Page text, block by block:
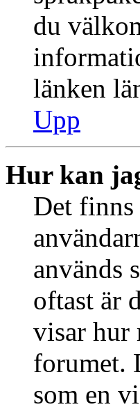
du
länken
Upp
Hur kan
Det finns
används
oftast är
visar hur
forumet.
som en